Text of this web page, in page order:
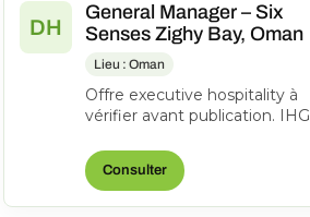
DH
General Manager – Six
Senses Zighy Bay, Oman
Lieu : Oman
Offre executive hospitality à
vérifier avant publication. IHG
l’offre d’origine
Consulter